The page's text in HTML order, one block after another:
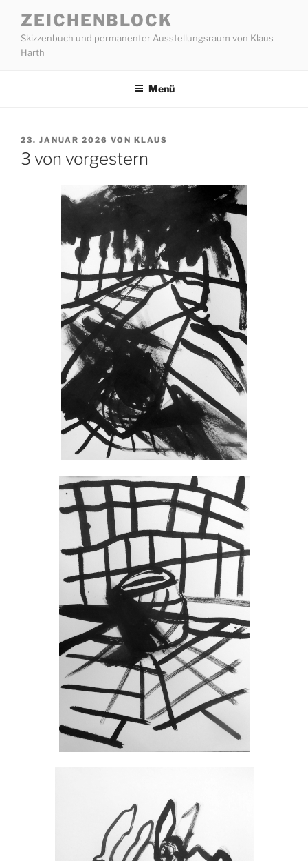
Inhalt
springen
ZEICHENBLOCK
Skizzenbuch und permanenter Ausstellungsraum von Klaus
Harth
Menü
VERÖFFENTLICHT
AM
23. JANUAR 2026 VON KLAUS
3 von vorgestern